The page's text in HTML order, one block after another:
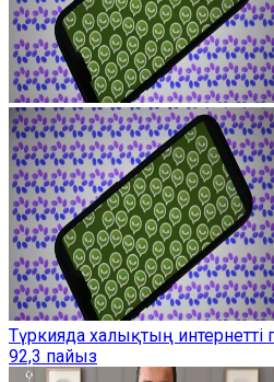
Түркияда халықтың интернетті
92,3 пайыз